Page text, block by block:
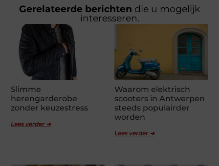
Gerelateerde berichten die u mogelijk
interesseren.
Slimme
herengarderobe
zonder keuzestress
Lees verder ➜
Waarom elektrisch
scooters in Antwerpen
steeds populairder
worden
Lees verder ➜